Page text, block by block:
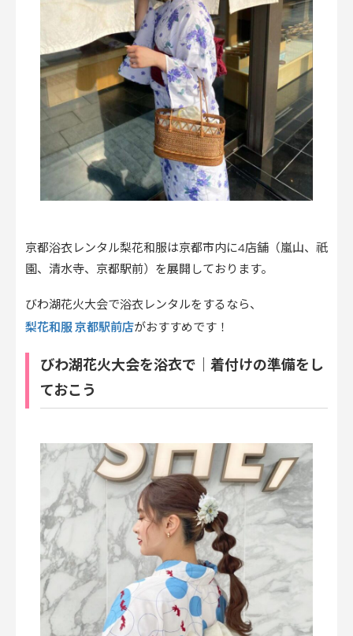
京都浴衣レンタル梨花和服は京都市内に4店舗（嵐山、祇
園、清水寺、京都駅前）を展開しております。
びわ湖花火大会で浴衣レンタルをするなら、
梨花和服 京都駅前店がおすすめです！
びわ湖花火大会を浴衣で｜着付けの準備をし
ておこう